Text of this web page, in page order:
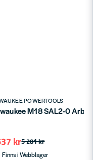
AC 5500 Lumen (utan
POWERTOOLS
M18 SAL2-0
5 281 kr
kr
Finns i Webblager